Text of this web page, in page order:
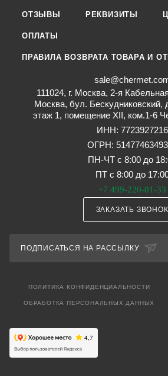
ОТЗЫВЫ РЕКВИЗИТЫ
ОПЛАТЫ
ПРАВИЛА ВОЗВРАТА ТОВАРА И
111024, г. Москва, 2-я
Москва, бул. Бескудниковский,
этаж 1, помещение XII, ком.1-6
ИНН: 7723927216
ОГРН:
ПН-ЧТ с 8:00 до
ПТ с 8:00 до
+7 499-220-01-33
ЗАКАЗАТЬ ЗВОНОК
ПОДПИСАТЬСЯ НА РАССЫЛКУ
ПОЛИТИКА КОНФИДЕНЦИАЛЬНОСТИ
ОБРАБОТКА ПЕРСОНАЛЬНЫХ ДАННЫХ